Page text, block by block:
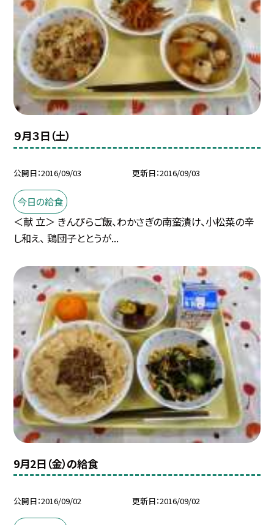
９月３日（土）
公開日 2016/09/03 更新日 2016/09/03
今日の給食
＜献 立＞ きんぴらご飯、わかさぎの南蛮漬け、小松菜の辛
し和え、 鶏団子ととうが...
9月2日（金）の給食
公開日 2016/09/02 更新日 2016/09/02